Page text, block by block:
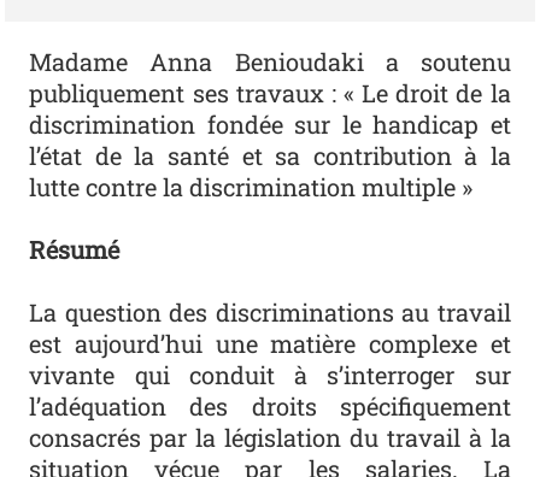
Madame Anna Benioudaki a soutenu
publiquement ses travaux : « Le droit de la
discrimination fondée sur le handicap et
l’état de la santé et sa contribution à la
lutte contre la discrimination multiple »
Résumé
La question des discriminations au travail
est aujourd’hui une matière complexe et
vivante qui conduit à s’interroger sur
l’adéquation des droits spécifiquement
consacrés par la législation du travail à la
situation vécue par les salaries. La